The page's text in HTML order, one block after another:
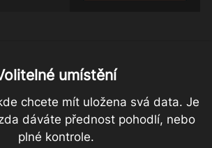
umístění
chcete mít uložena svá data. Je
dáváte přednost pohodlí, nebo
plné kontrole.